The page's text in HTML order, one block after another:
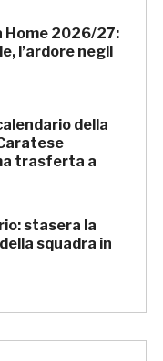
Home 2026/27:
l’ardore negli
della
trasferta a
stasera la
squadra in